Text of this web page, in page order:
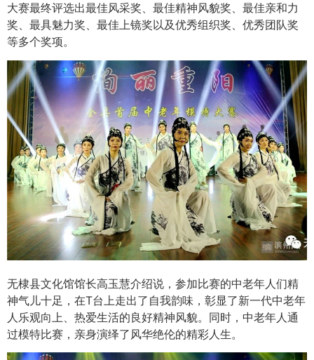
大赛最终评选出最佳风采奖、最佳精神风貌奖、最佳亲和力
奖、最具魅力奖、最佳上镜奖以及优秀组织奖、优秀团队奖
等多个奖项。
无棣县文化馆馆长高玉慧介绍说，参加比赛的中老年人们精
神气儿十足，在T台上走出了自我韵味，彰显了新一代中老年
人乐观向上、热爱生活的良好精神风貌。同时，中老年人通
过模特比赛，亲身演绎了风华绝伦的精彩人生。